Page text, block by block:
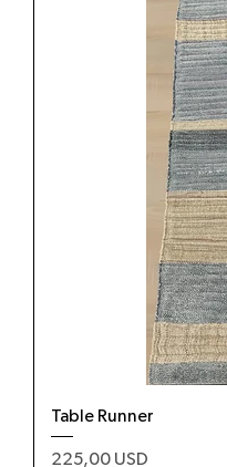
Table Runner
Prezzo
225,00 USD